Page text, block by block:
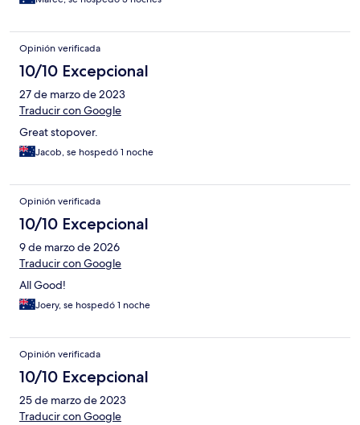
Opinión verificada
10/10 Excepcional
27 de marzo de 2023
Traducir con Google
Great stopover.
Jacob, se hospedó 1 noche
Opinión verificada
10/10 Excepcional
9 de marzo de 2026
Traducir con Google
All Good!
Joery, se hospedó 1 noche
Opinión verificada
10/10 Excepcional
25 de marzo de 2023
Traducir con Google